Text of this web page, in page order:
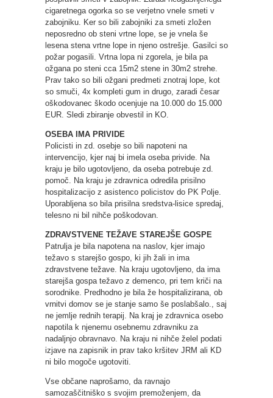
cigaretnega ogorka so se verjetno vnele smeti v
zabojniku. Ker so bili zabojniki za smeti zložen
neposredno ob steni vrtne lope, se je vnela še
lesena stena vrtne lope in njeno ostrešje. Gasilci so
požar pogasili. Vrtna lopa ni zgorela, je bila pa
ožgana po steni cca 15m2 stene in 30m2 strehe.
Prav tako so bili ožgani predmeti znotraj lope, kot
so smuči, 4x kompleti gum in drugo, zaradi česar
oškodovanec škodo ocenjuje na 10.000 do 15.000
EUR. Sledi zbiranje obvestil in KO.
OSEBA IMA PRIVIDE
Policisti in zd. osebje so bili napoteni na
intervencijo, kjer naj bi imela oseba privide. Na
kraju je bilo ugotovljeno, da oseba potrebuje zd.
pomoč. Na kraju je zdravnica odredila prisilno
hospitalizacijo z asistenco policistov do PK Polje.
Uporabljena so bila prisilna sredstva-lisice spredaj,
telesno ni bil nihče poškodovan.
ZDRAVSTVENE TEŽAVE STAREJŠE GOSPE
Patrulja je bila napotena na naslov, kjer imajo
težavo s starejšo gospo, ki jih žali in ima
zdravstvene težave. Na kraju ugotovljeno, da ima
starejša gospa težavo z demenco, pri tem kriči na
sorodnike. Predhodno je bila že hospitalizirana, ob
vrnitvi domov se je stanje samo še poslabšalo., saj
ne jemlje rednih terapij. Na kraj je zdravnica osebo
napotila k njenemu osebnemu zdravniku za
nadaljnjo obravnavo. Na kraju ni nihče želel podati
izjave na zapisnik in prav tako kršitev JRM ali KD
ni bilo mogoče ugotoviti.
Vse občane naprošamo, da ravnajo
samozaščitniško s svojim premoženjem, da